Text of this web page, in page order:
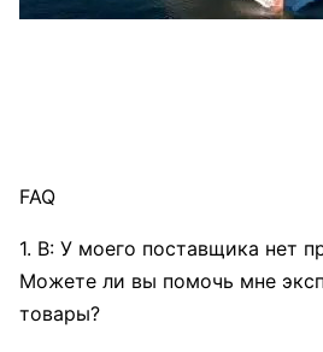
FAQ
1. В: У моего поставщика нет
Можете ли вы помочь мне
товары?